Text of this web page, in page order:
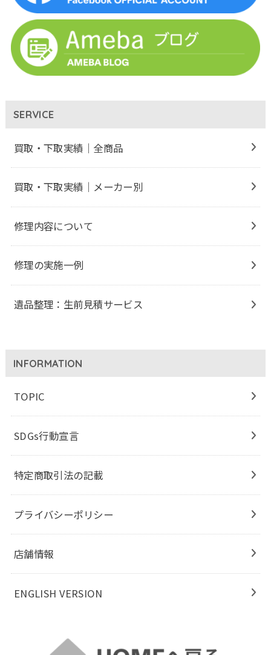
SERVICE
買取・下取実績｜全商品
買取・下取実績｜メーカー別
修理内容について
修理の実施一例
遺品整理：生前見積サービス
INFORMATION
TOPIC
SDGs行動宣言
特定商取引法の記載
プライバシーポリシー
店舗情報
ENGLISH VERSION